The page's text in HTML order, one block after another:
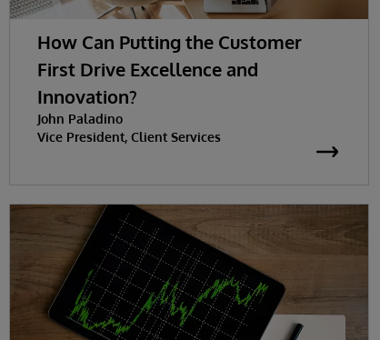
How Can Putting the Customer
First Drive Excellence and
Innovation?
John Paladino
Vice President, Client Services